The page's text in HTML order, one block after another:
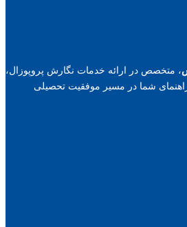
، متخصص در ارائه خدمات نگارش پروپوزال،
راهنمای شما در مسیر موفقیت تحصیلی